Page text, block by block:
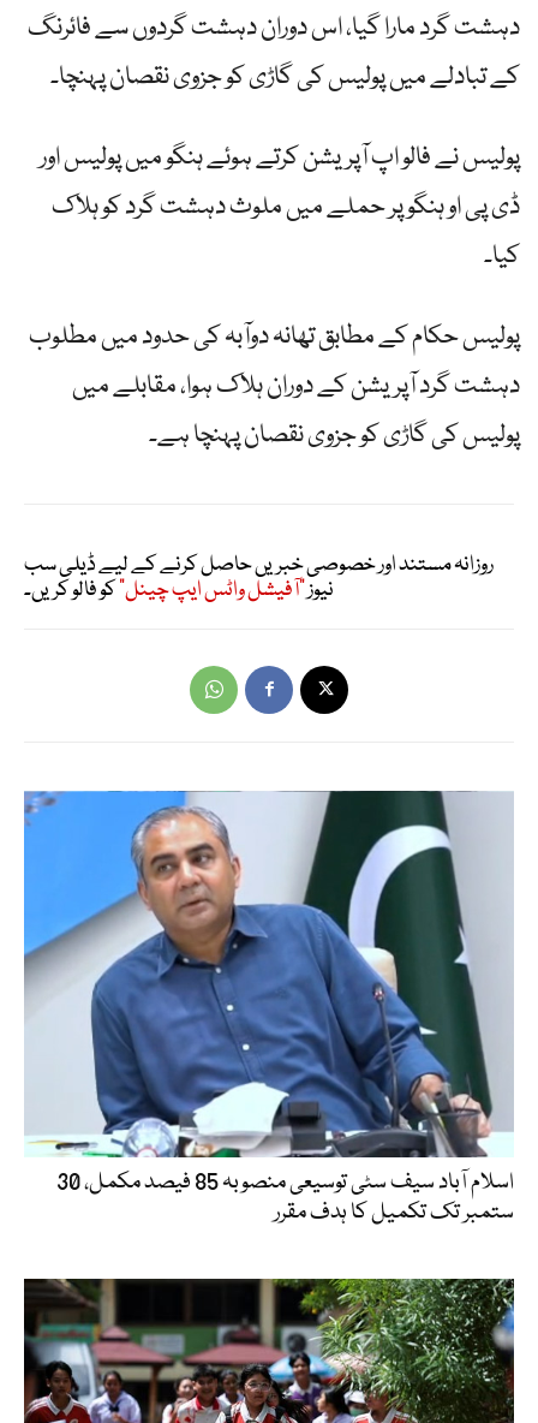
دہشت گرد مارا گیا، اس دوران دہشت گردوں سے فائرنگ
کے تبادلے میں پولیس کی گاڑی کو جزوی نقصان پہنچا۔
پولیس نے فالو اپ آپریشن کرتے ہوئے ہنگو میں پولیس اور
ڈی پی او ہنگو پر حملے میں ملوث دہشت گرد کو ہلاک
کیا۔
پولیس حکام کے مطابق تھانہ دوآبہ کی حدود میں مطلوب
دہشت گرد آپریشن کے دوران ہلاک ہوا، مقابلے میں
پولیس کی گاڑی کو جزوی نقصان پہنچا ہے۔
روزانہ مستند اور خصوصی خبریں حاصل کرنے کے لیے ڈیلی سب
نیوز"آفیشل واٹس ایپ چینل"کو فالو کریں۔
اسلام آباد سیف سٹی توسیعی منصوبہ 85 فیصد مکمل، 30
ستمبر تک تکمیل کا ہدف مقرر